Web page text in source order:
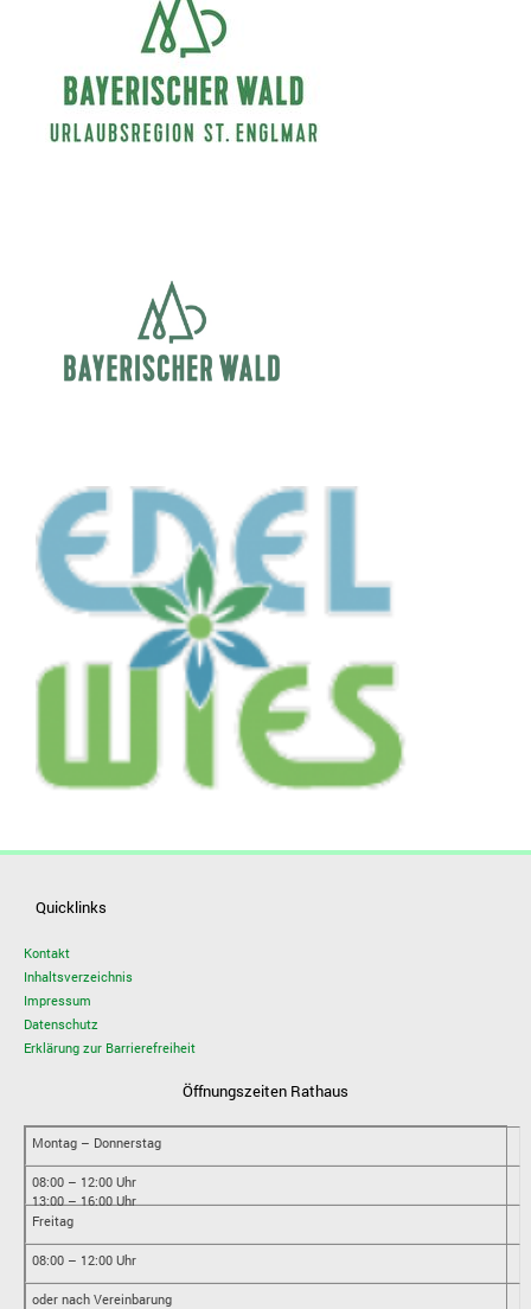
Quicklinks
Kontakt
Inhaltsverzeichnis
Impressum
Datenschutz
Erklärung zur Barrierefreiheit
Öffnungszeiten Rathaus
Montag – Donnerstag
08:00 – 12:00 Uhr
13:00 – 16:00 Uhr
Freitag
08:00 – 12:00 Uhr
oder nach Vereinbarung